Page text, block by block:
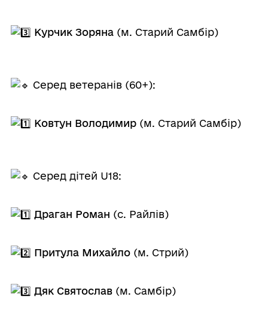
Курчик Зоряна (м. Старий Самбір)
Серед ветеранів (60+):
Ковтун Володимир(м. Старий Самбір)
Серед дітей U18:
Драган Роман (с. Райлів)
Притула Михайло(м. Стрий)
Дяк Святослав(м. Самбір)